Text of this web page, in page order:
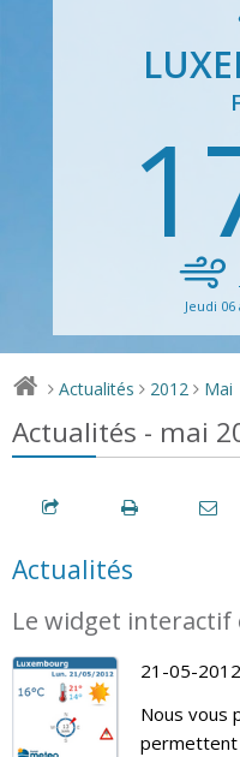
Jeudi
> Actualités > 2012 > Mai
Actualités - mai
Actualités
Le widget interactif
21-05-2012
Nous vous
permettent